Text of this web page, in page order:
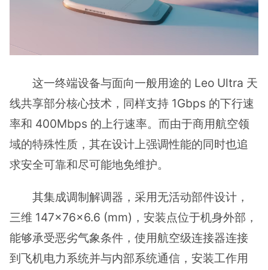
这一终端设备与面向一般用途的 Leo Ultra 天
线共享部分核心技术，同样支持 1Gbps 的下行速
率和 400Mbps 的上行速率。而由于商用航空领
域的特殊性质，其在设计上强调性能的同时也追
求安全可靠和尽可能地免维护。
其集成调制解调器，采用无活动部件设计，
三维 147×76×6.6 (mm)，安装点位于机身外部，
能够承受恶劣气象条件，使用航空级连接器连接
到飞机电力系统并与内部系统通信，安装工作用